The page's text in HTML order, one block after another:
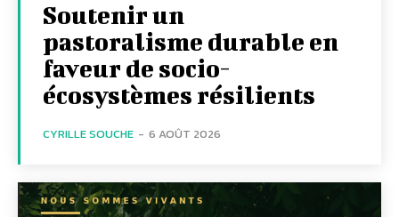
Soutenir un
pastoralisme durable en
faveur de socio-
écosystèmes résilients
CYRILLE SOUCHE - 6 AOÛT 2026